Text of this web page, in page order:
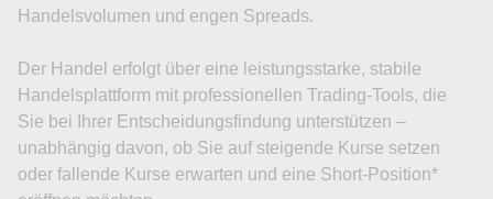
Handelsvolumen und engen Spreads.
Der Handel erfolgt über eine leistungsstarke, stabile
Handelsplattform mit professionellen Trading-Tools, die
Sie bei Ihrer Entscheidungsfindung unterstützen –
unabhängig davon, ob Sie auf steigende Kurse setzen
oder fallende Kurse erwarten und eine Short-Position*